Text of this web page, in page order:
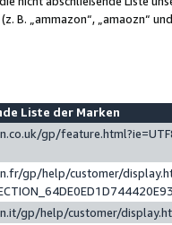
B. „ammazon“, „amaozn“
Liste der Marken
gp/
gp/help/customer/
gp/help/customer/